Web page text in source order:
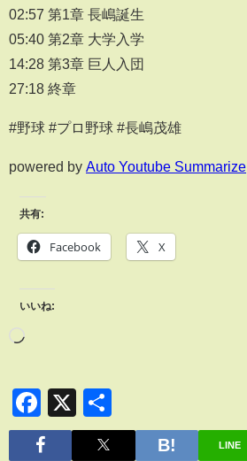
02:57 第1章 長嶋誕生
05:40 第2章 大学入学
14:28 第3章 巨人入団
27:18 終章
#野球 #プロ野球 #長嶋茂雄
powered by Auto Youtube Summarize
共有:
Facebook X
いいね:
Facebook
X
有
LINE